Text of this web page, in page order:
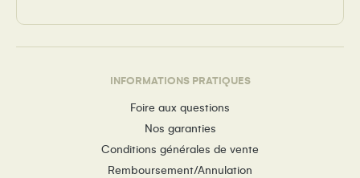
INFORMATIONS PRATIQUES
Foire aux questions
Nos garanties
Conditions générales de vente
Remboursement/Annulation